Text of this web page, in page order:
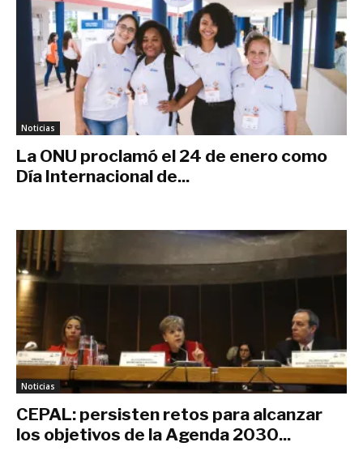
Noticias
La ONU proclamó el 24 de enero como
Día Internacional de...
Noticias
CEPAL: persisten retos para alcanzar
los objetivos de la Agenda 2030...